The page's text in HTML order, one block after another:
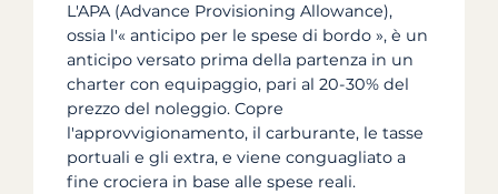
L'APA (Advance Provisioning Allowance),
ossia l'« anticipo per le spese di bordo », è un
anticipo versato prima della partenza in un
charter con equipaggio, pari al 20-30% del
prezzo del noleggio. Copre
l'approvvigionamento, il carburante, le tasse
portuali e gli extra, e viene conguagliato a
fine crociera in base alle spese reali.